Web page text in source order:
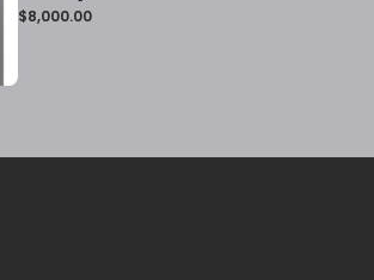
$8,000.00